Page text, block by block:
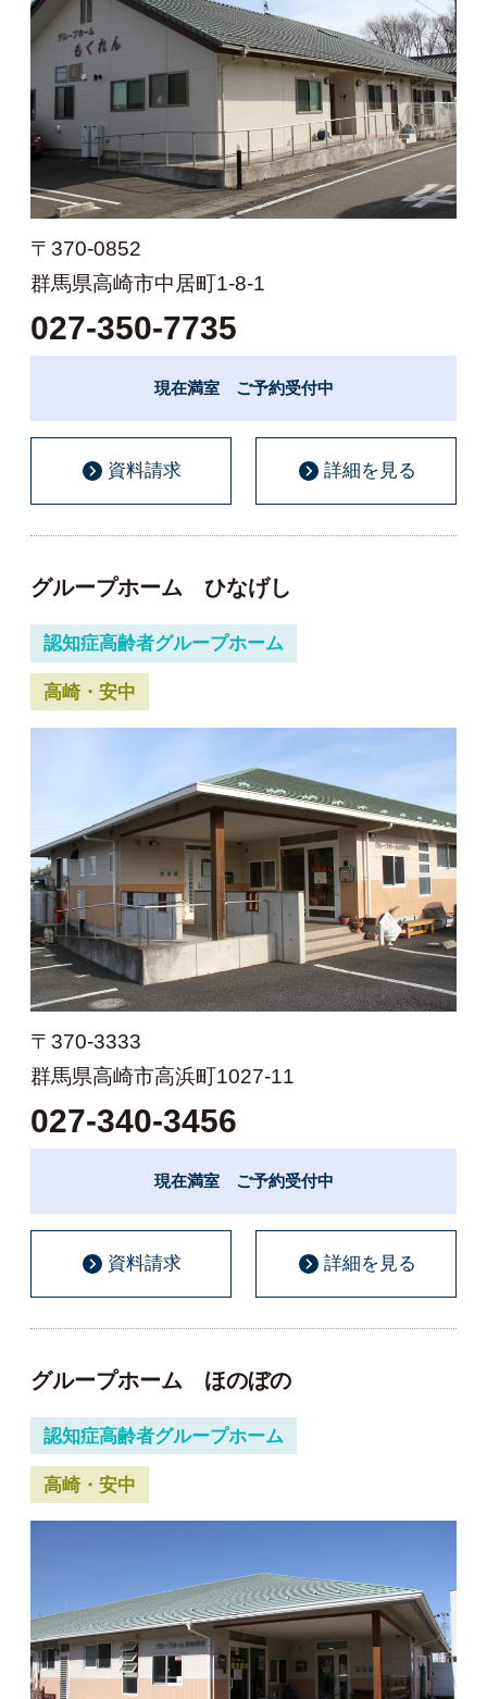
〒370-0852
群馬県高崎市中居町1-8-1
027-350-7735
現在満室 ご予約受付中
資料請求 詳細を見る
グループホーム ひなげし
認知症高齢者グループホーム
高崎・安中
〒370-3333
群馬県高崎市高浜町1027-11
027-340-3456
現在満室 ご予約受付中
資料請求 詳細を見る
グループホーム ほのぼの
認知症高齢者グループホーム
高崎・安中